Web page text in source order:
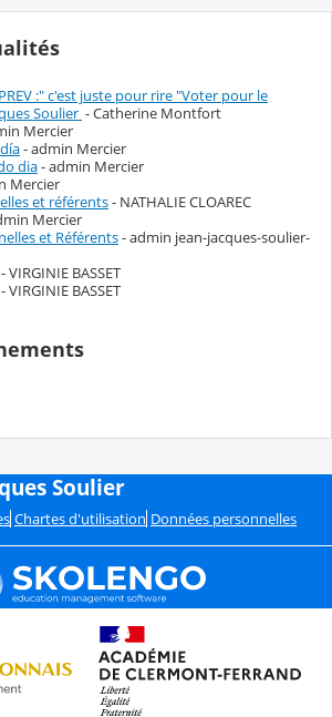
:" c'est juste pour rire "Voter pour le
Soulier - Catherine Montfort
Mercier
- admin Mercier
dia- admin Mercier
Mercier
et référents- NATHALIE CLOAREC
Mercier
et Référents- admin jean-jacques-soulier-
- VIRGINIE BASSET
- VIRGINIE BASSET
Soulier
Chartes d'utilisation Données personnelles